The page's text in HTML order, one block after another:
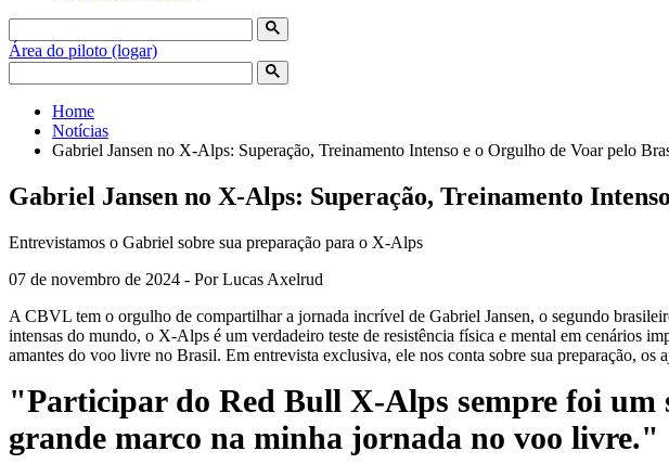
Área do piloto (logar)
Home
Notícias
Gabriel Jansen no X-Alps: Superação, Treinamento Intenso e o Orgulho de Voar pelo
Gabriel Jansen no X-Alps: Superação, Treinamento
Entrevistamos o Gabriel sobre sua preparação para o X-Alps
07 de novembro de 2024 - Por Lucas Axelrud
A CBVL tem o orgulho de compartilhar a jornada incrível de Gabriel Jansen, o segundo
intensas do mundo, o X-Alps é um verdadeiro teste de resistência física e mental em cenários
amantes do voo livre no Brasil. Em entrevista exclusiva, ele nos conta sobre sua preparação,
"Participar do Red Bull X-Alps sempre foi um
grande marco na minha jornada no voo livre."